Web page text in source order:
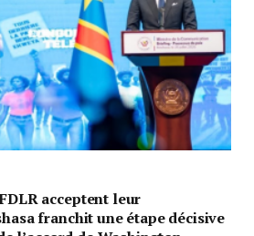
acceptent leur
franchit une étape décisive